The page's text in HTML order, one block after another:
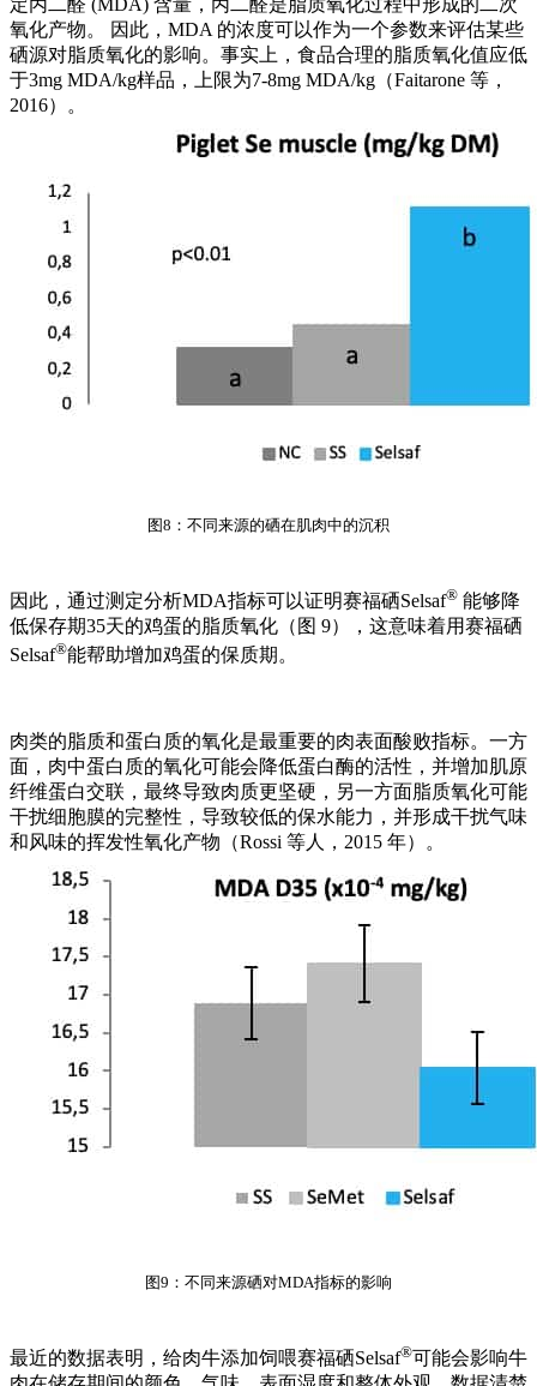
氧化产物。 因此，MDA 的浓度可以作为一个参数来评估某些
硒源对脂质氧化的影响。事实上，食品合理的脂质氧化值应低
于3mg MDA/kg样品，上限为7-8mg MDA/kg（Faitarone 等，
2016）。
图8：不同来源的硒在肌肉中的沉积
因此，通过测定分析MDA指标可以证明赛福硒Selsaf® 能够降
低保存期35天的鸡蛋的脂质氧化（图 9），这意味着用赛福硒
Selsaf®能帮助增加鸡蛋的保质期。
肉类的脂质和蛋白质的氧化是最重要的肉表面酸败指标。一方
面，肉中蛋白质的氧化可能会降低蛋白酶的活性，并增加肌原
纤维蛋白交联，最终导致肉质更坚硬，另一方面脂质氧化可能
干扰细胞膜的完整性，导致较低的保水能力，并形成干扰气味
和风味的挥发性氧化产物（Rossi 等人，2015 年）。
图9：不同来源硒对MDA指标的影响
最近的数据表明，给肉牛添加饲喂赛福硒Selsaf®可能会影响牛